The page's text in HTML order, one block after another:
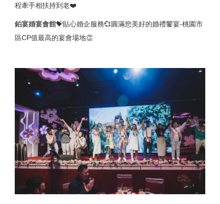
程牽手相扶持到老❤️
鉑宴婚宴會館💝貼心婚企服務💞圓滿您美好的婚禮饗宴-桃園市
區CP值最高的宴會場地👏